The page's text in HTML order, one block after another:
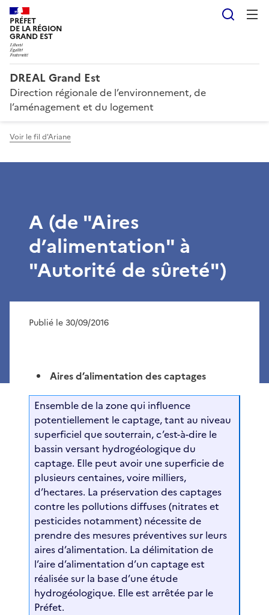
PRÉFET
DE LA RÉGION
GRAND EST
DREAL Grand Est
Direction régionale de l’environnement, de
l’aménagement et du logement
Voir le fil d'Ariane
A (de "Aires
d’alimentation" à
"Autorité de sûreté")
Publié le 30/09/2016
Aires d’alimentation des captages
Ensemble de la zone qui influence
potentiellement le captage, tant au niveau
superficiel que souterrain, c’est-à-dire le
bassin versant hydrogéologique du
captage. Elle peut avoir une superficie de
plusieurs centaines, voire milliers,
d’hectares. La préservation des captages
contre les pollutions diffuses (nitrates et
pesticides notamment) nécessite de
prendre des mesures préventives sur leurs
aires d’alimentation. La délimitation de
l’aire d’alimentation d’un captage est
réalisée sur la base d’une étude
hydrogéologique. Elle est arrêtée par le
Préfet.